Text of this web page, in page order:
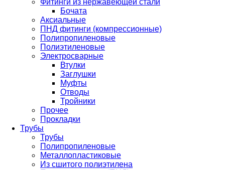
Фитинги из нержавеющей стали
Бочата
Аксиальные
ПНД фитинги (компрессионные)
Полипропиленовые
Полиэтиленовые
Электросварные
Втулки
Заглушки
Муфты
Отводы
Тройники
Прочее
Прокладки
Трубы
Трубы
Полипропиленовые
Металлопластиковые
Из сшитого полиэтилена